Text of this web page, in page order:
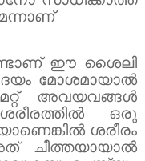
ഈ ശൈലി
മോശമായാൽ
അവയവങ്ങൾ
ഒരു
ശരീരം
ചീത്തയായാൽ